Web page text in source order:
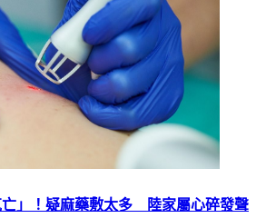
亡」！疑麻藥敷太多 陸家屬心碎發聲